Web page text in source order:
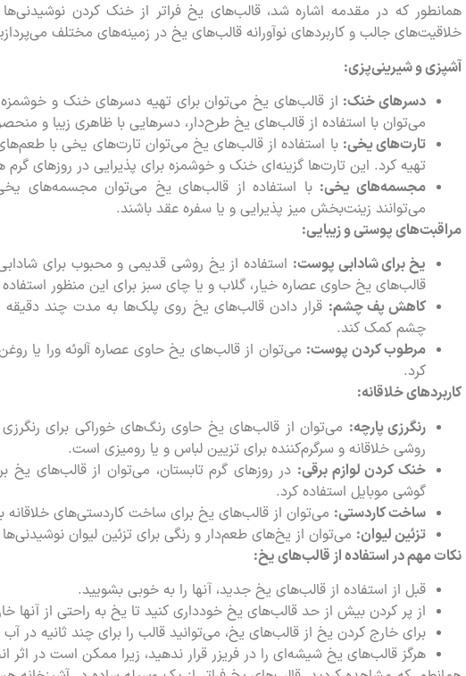
همانطور که در مقدمه اشاره شد، قالب‌های یخ فراتر از خنک کردن نوشیدنی‌ها
خلاقیت‌های جالب و کاربردهای نوآورانه قالب‌های یخ در زمینه‌های مختلف
آشپزی و شیرینی‌پزی:
دسرهای خنک: از قالب‌های یخ می‌توان برای تهیه دسرهای خنک و خوشمزه
می‌توان با استفاده از قالب‌های یخ طرح‌دار، دسرهایی با ظاهری زیبا و
تارت‌های یخی: با استفاده از قالب‌های یخ می‌توان تارت‌های یخی با
تهیه کرد. این تارت‌ها گزینه‌ای خنک و خوشمزه برای پذیرایی در روزهای گرم
مجسمه‌های یخی: با استفاده از قالب‌های یخ می‌توان مجسمه‌های
می‌توانند زینت‌بخش میز پذیرایی و یا سفره عقد باشند.
مراقبت‌های پوستی و زیبایی:
یخ برای شادابی پوست: استفاده از یخ روشی قدیمی و محبوب برای
قالب‌های یخ حاوی عصاره خیار، گلاب و یا چای سبز برای این منظور استفاده
کاهش پف چشم: قرار دادن قالب‌های یخ روی پلک‌ها به مدت چند
چشم کمک کند.
مرطوب کردن پوست: می‌توان از قالب‌های یخ حاوی عصاره آلوئه ورا یا
کرد.
کاربردهای خلاقانه:
رنگرزی پارچه: می‌توان از قالب‌های یخ حاوی رنگ‌های خوراکی برای
روشی خلاقانه و سرگرم‌کننده برای تزیین لباس و یا رومیزی است.
خنک کردن لوازم برقی: در روزهای گرم تابستان، می‌توان از قالب‌های یخ
گوشی موبایل استفاده کرد.
ساخت کاردستی: می‌توان از قالب‌های یخ برای ساخت کاردستی‌های خلاقانه
تزئین لیوان: می‌توان از یخ‌های طعم‌دار و رنگی برای تزئین لیوان نوشیدنی‌ها
نکات مهم در استفاده از قالب‌های یخ:
قبل از استفاده از قالب‌های یخ جدید، آنها را به خوبی بشویید.
از پر کردن بیش از حد قالب‌های یخ خودداری کنید تا یخ به راحتی از آنها
برای خارج کردن یخ از قالب‌های یخ، می‌توانید قالب را برای چند ثانیه در آب
هرگز قالب‌های یخ شیشه‌ای را در فریزر قرار ندهید، زیرا ممکن است در اثر